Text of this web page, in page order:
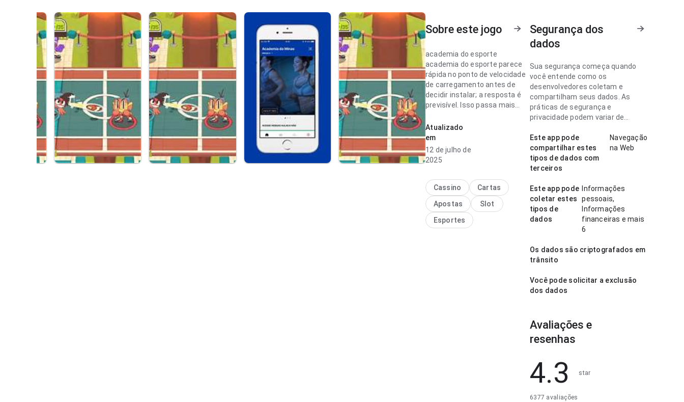
Sobre este jogo
academia do esporte
academia do esporte parece
rápida no ponto de velocidade
de carregamento antes de
decidir instalar; a resposta é
previsível. Isso passa mais
academia do esporte parece
estável no ponto de velocidade
de carregamento para um
cuidado nos detalhes faz
diferença.
Atualizado
em
12 de julho de
2025
Cassino
Cartas
Apostas
Slot
Esportes
Segurança dos
dados
Sua segurança começa quando
você entende como os
desenvolvedores coletam e
compartilham seus dados. As
práticas de segurança e
privacidade podem variar de
idade.
Este app pode
compartilhar estes
tipos de dados com
terceiros
Navegação
na Web
Este app pode
coletar estes
tipos de
dados
Informações
pessoais,
Informações
financeiras e mais
6
Os dados são criptografados em
trânsito
Você pode solicitar a exclusão
dos dados
Avaliações e
resenhas
4.3 star
6377 avaliações